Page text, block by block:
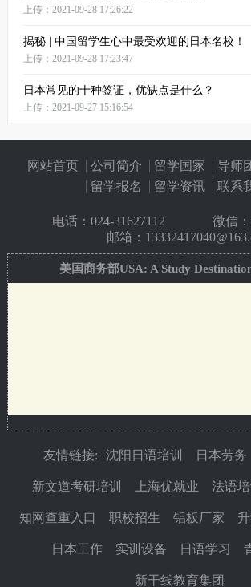
上传：2021-09-28 17:26:22
揭秘 | 中国留学生心中最受欢迎的日本名校！
上传：2021-09-28 17:23:47
日本常见的十种签证，优缺点是什么？
上传：2021-09-27 15:16:54
网站首页 公司简介 留学国家 导师
留学报名
留学资讯 联系
电话： 024-31627112
微信
邮箱：
美国商务部USA: A Study
友情链接: 沈阳日语培训 日本劳务
新文道考研培训 上海优就业 法语培
知网查重入口 职校招生 铝板厂家
日本工作 实训设备 日语学习
新干线教育集团